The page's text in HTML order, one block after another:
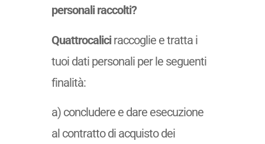
personali raccolti?
Quattrocaliciraccoglie e tratta i
tuoi dati personali per le seguenti
finalità:
a) concludere e dare esecuzione
al contratto di acquisto dei